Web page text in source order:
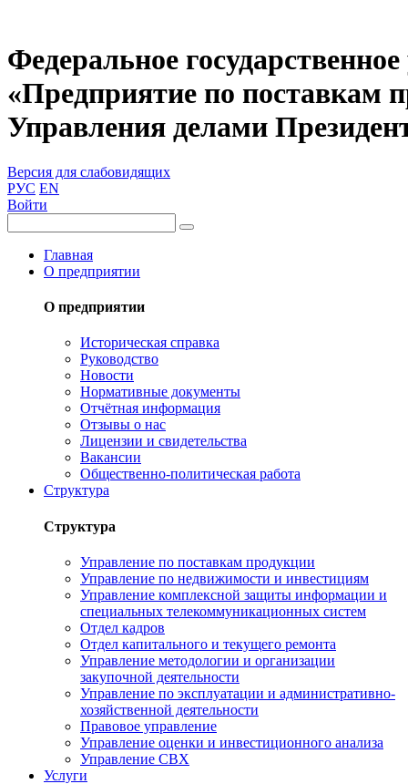
Федеральное
«Предприятие по поставкам
Управления делами
Версия для слабовидящих
РУС EN
Войти
Главная
О предприятии
О предприятии
Историческая справка
Руководство
Новости
Нормативные документы
Отчётная информация
Отзывы о нас
Лицензии и свидетельства
Вакансии
Общественно-политическая работа
Структура
Структура
Управление по поставкам продукции
Управление по недвижимости и инвестициям
Управление комплексной защиты информации и
специальных телекоммуникационных систем
Отдел кадров
Отдел капитального и текущего ремонта
Управление методологии и организации
закупочной деятельности
Управление по эксплуатации и административно-
хозяйственной деятельности
Правовое управление
Управление оценки и инвестиционного анализа
Управление СВХ
Услуги